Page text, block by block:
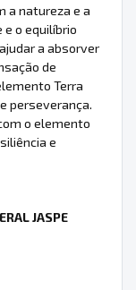
a natureza e a
o equilíbrio
a absorver
de
Terra
perseverança.
o elemento
e
JASPE